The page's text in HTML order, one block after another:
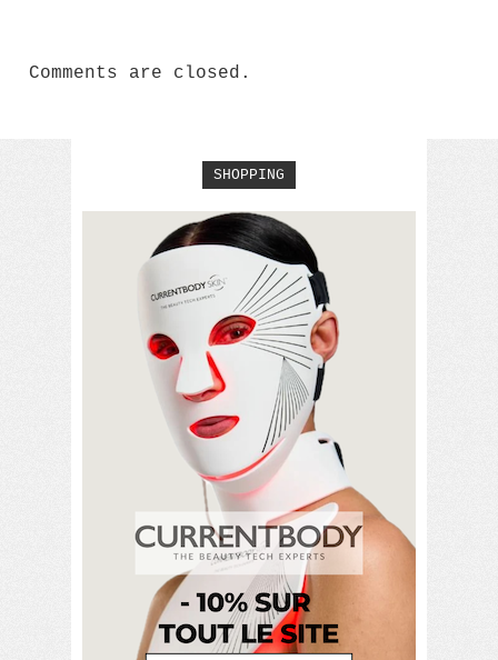
Comments are closed.
SHOPPING